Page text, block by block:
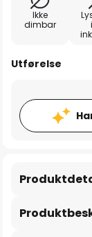
Ikke
dimbar
Utførelse